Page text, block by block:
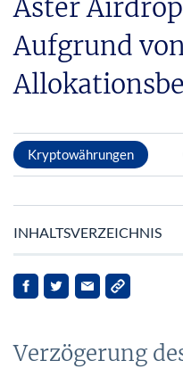
Aster
Aufgrund
Kryptowährungen
INHALTSVERZEICHNIS
Verzögerung des
Umgang mit
Verzögerung